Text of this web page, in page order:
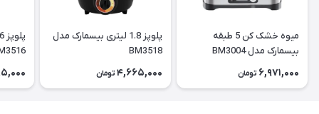
میوه خشک کن 5 طبقه
بیسمارک مدل BM3004
6,971,000 تومان
پلوپز 1.8 ليتری بیسمارک مدل
BM3518
4,665,000 تومان